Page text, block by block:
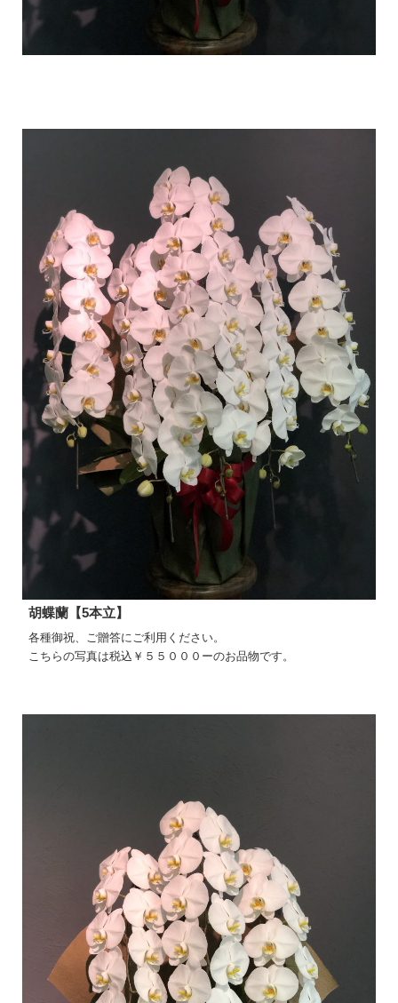
胡蝶蘭【5本立】
各種御祝、ご贈答にご利用ください。
こちらの写真は税込￥５５０００ーのお品物です。